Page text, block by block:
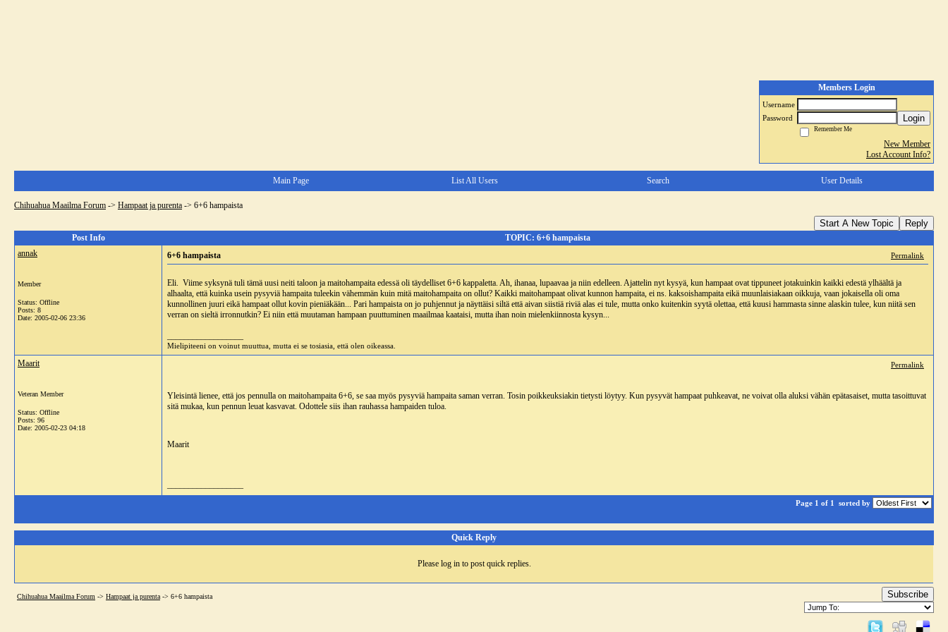
Members Login
Username
Password
Login
Remember Me
New Member
Lost Account Info?
Main Page List All Users Search User Details
Chihuahua Maailma Forum -> Hampaat ja purenta -> 6+6 hampaista
Start A New Topic Reply
Post Info
TOPIC: 6+6 hampaista
annak
Member
Status: Offline
Posts: 8
Date: 2005-02-06 23:36
6+6 hampaista Permalink
Eli. Viime syksynä tuli tämä uusi neiti taloon ja maitohampaita edessä oli täydelliset 6+6 kappaletta. Ah, ihanaa, lupaavaa ja niin edelleen. Ajattelin nyt kysyä, kun hampaat ovat tippuneet jotakuinkin kaikki edestä ylhäältä ja
alhaalta, että kuinka usein pysyviä hampaita tuleekin vähemmän kuin mitä maitohampaita on ollut? Kaikki maitohampaat olivat kunnon hampaita, ei ns. kaksoishampaita eikä muunlaisiakaan oikkuja, vaan jokaisella oli oma
kunnollinen juuri eikä hampaat ollut kovin pieniäkään... Pari hampaista on jo puhjennut ja näyttäisi siltä että aivan siistiä riviä alas ei tule, mutta onko kuitenkin syytä olettaa, että kuusi hammasta sinne alaskin tulee, kun niitä sen
verran on sieltä irronnutkin? Ei niin että muutaman hampaan puuttuminen maailmaa kaataisi, mutta ihan noin mielenkiinnosta kysyn...
Mielipiteeni on voinut muuttua, mutta ei se tosiasia, että olen oikeassa.
Maarit
Veteran Member
Status: Offline
Posts: 96
Date: 2005-02-23 04:18
Permalink
Yleisintä lienee, että jos pennulla on maitohampaita 6+6, se saa myös pysyviä hampaita saman verran. Tosin poikkeuksiakin tietysti löytyy. Kun pysyvät hampaat puhkeavat, ne voivat olla aluksi vähän epätasaiset, mutta tasoittuvat
sitä mukaa, kun pennun leuat kasvavat. Odottele siis ihan rauhassa hampaiden tuloa.
Maarit
Page 1 of 1 sorted by
Quick Reply
Please log in to post quick replies.
Chihuahua Maailma Forum -> Hampaat ja purenta -> 6+6 hampaista Subscribe